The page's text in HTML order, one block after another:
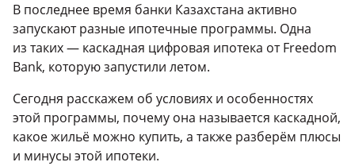
В последнее время банки Казахстана активно
запускают разные ипотечные программы. Одна
из таких — каскадная цифровая ипотека от Freedom
Bank, которую запустили летом.
Сегодня расскажем об условиях и особенностях
этой программы, почему она называется каскадной,
какое жильё можно купить, а также разберём плюсы
и минусы этой ипотеки.